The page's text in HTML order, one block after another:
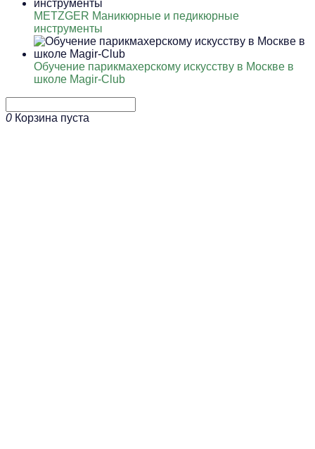
METZGER Маникюрные и педикюрные
инструменты
Обучение парикмахерскому искусству в Москве в
школе Magir-Club
0 Корзина пуста